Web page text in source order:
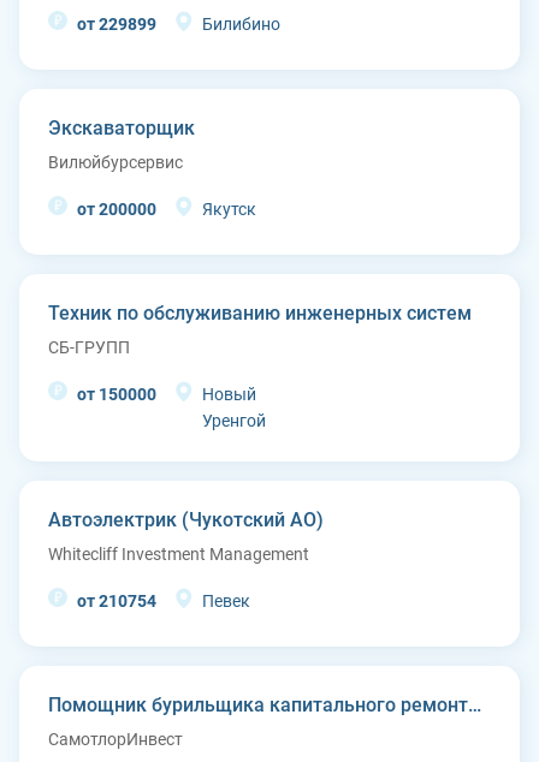
от 229899 Билибино
Экскаваторщик
Вилюйбурсервис
от 200000 Якутск
Техник по обслуживанию инженерных систем
СБ-ГРУПП
от 150000
Новый
Уренгой
Автоэлектрик (Чукотский АО)
Whitecliff Investment Management
от 210754 Певек
Помощник бурильщика капитального ремонта скважин (КРС)
СамотлорИнвест